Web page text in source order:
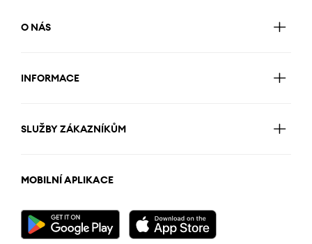
O NÁS
INFORMACE
SLUŽBY ZÁKAZNÍKŮM
MOBILNÍ APLIKACE